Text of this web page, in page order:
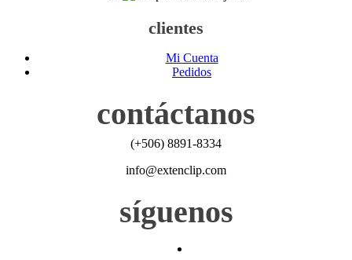
clientes
Mi Cuenta
Pedidos
contáctanos
(+506) 8891-8334
info@extenclip.com
síguenos